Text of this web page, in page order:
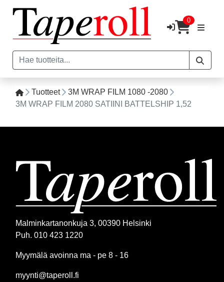
0
Tuotteet
3M WRAP FILM 1080 -2080
3M WRAP FILM 2080 SATIINI BATTELSHIP 1,52
Malminkartanonkuja 3, 00390 Helsinki
Puh. 010 423 1220
Myymälä avoinna ma - pe 8 - 16
myynti@taperoll.fi